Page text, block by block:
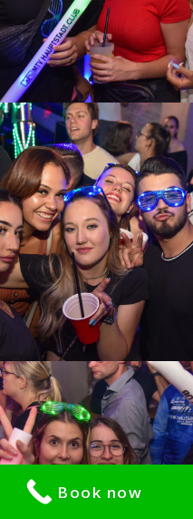
Book now